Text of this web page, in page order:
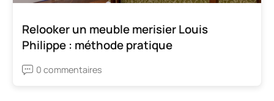
Relooker un meuble merisier Louis
Philippe : méthode pratique
0 commentaires